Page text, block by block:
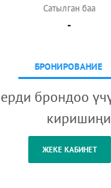
Сатылган баа
-
БРОНИРОВАНИЕ
брондоо